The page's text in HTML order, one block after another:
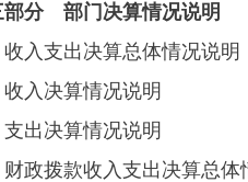
部分 部门决算情况说明
入支出决算总体情况说明
入决算情况说明
出决算情况说明
财政拨款收入支出决算总体